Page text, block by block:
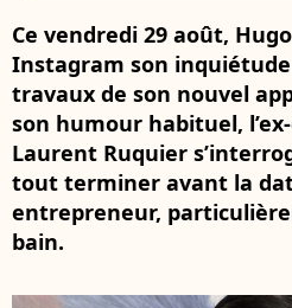
Ce vendredi 29 août,
Instagram son inquiétude
travaux de son nouvel
son humour habituel,
Laurent Ruquier
tout terminer avant la
entrepreneur,
bain.